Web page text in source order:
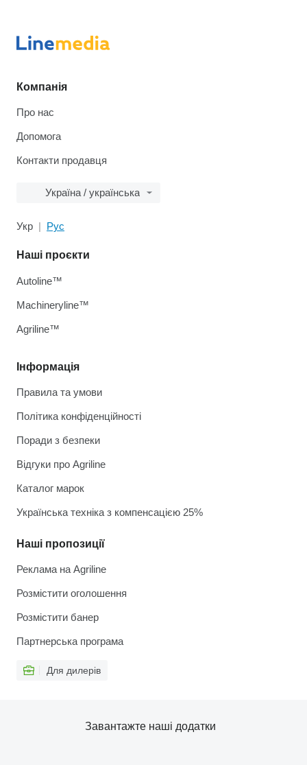
Компанія
Про нас
Допомога
Контакти продавця
Україна / українська
Укр Рус
Інформація
Правила та умови
Політика конфіденційності
Поради з безпеки
Відгуки про Agriline
Каталог марок
Українська техніка з компенсацією 25%
Наші пропозиції
Реклама на Agriline
Розмістити оголошення
Розмістити банер
Партнерська програма
Для дилерів
Наші проєкти
Autoline™
Machineryline™
Agriline™
Завантажте наші додатки